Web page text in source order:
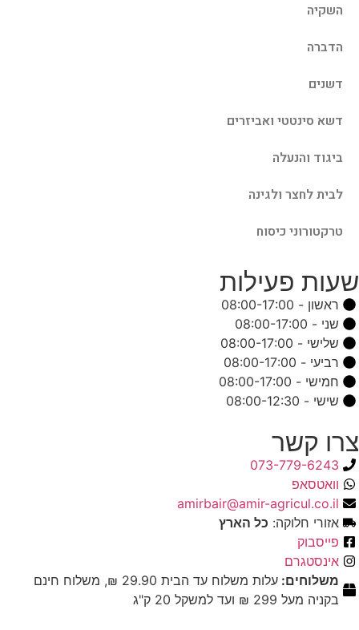
השקיה
הדברה
דשנים
דשא סינטטי ואביזרים
ביגוד והנעלה
לבית לחצר ולגינה
טרקטורוני כיסוח
שעות פעילות
ראשון - 08:00-17:00
שני - 08:00-17:00
שלישי - 08:00-17:00
רביעי - 08:00-17:00
חמישי - 08:00-17:00
שישי - 08:00-12:30
צרו קשר
073-779-6243
וואטסאפ
amirbair@amir-agricul.co.il
אזורי חלוקה: כל הארץ
פייסבוק
אינסטגרם
משלוחים:
עלות משלוח עד הבית 29.90 ₪, משלוח חינם
בקניה מעל 299 ₪ ועד למשקל 20 ק"ג